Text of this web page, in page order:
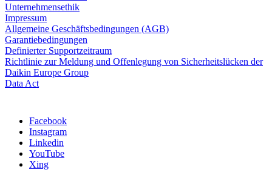
Unternehmensethik
Impressum
Allgemeine Geschäftsbedingungen (AGB)
Garantiebedingungen
Definierter Supportzeitraum
Richtlinie zur Meldung und Offenlegung von Sicherheitslücken der
Daikin Europe Group
Data Act
Facebook
Instagram
Linkedin
YouTube
Xing